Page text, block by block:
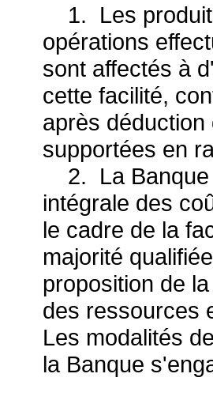
1. Les
opérations
sont affectés à
cette facilité,
après
supportées en
2. La Banque
intégrale des
le cadre de la
majorité
proposition de
des ressources
Les modalités
la Banque